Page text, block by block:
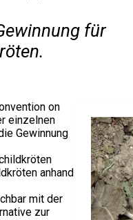
für
on
einzelnen
Gewinnung
anhand
mit der
zur